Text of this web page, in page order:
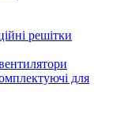
решітки
для